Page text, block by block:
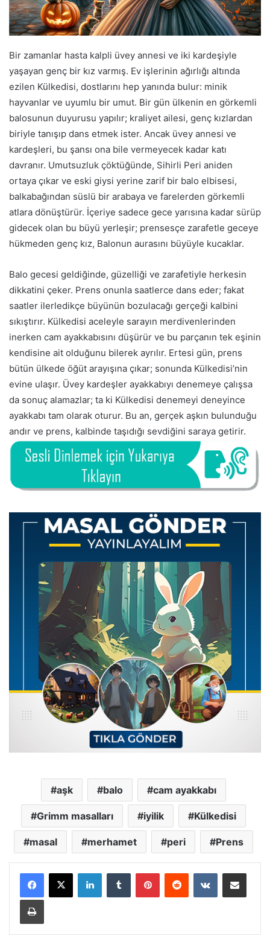
Bir zamanlar hasta kalpli üvey annesi ve iki kardeşiyle
yaşayan genç bir kız varmış. Ev işlerinin ağırlığı altında
ezilen Külkedisi, dostlarını hep yanında bulur: minik
hayvanlar ve uyumlu bir umut. Bir gün ülkenin en görkemli
balosunun duyurusu yapılır; kraliyet ailesi, genç kızlardan
biriyle tanışıp dans etmek ister. Ancak üvey annesi ve
kardeşleri, bu şansı ona bile vermeyecek kadar katı
davranır. Umutsuzluk çöktüğünde, Sihirli Peri aniden
ortaya çıkar ve eski giysi yerine zarif bir balo elbisesi,
balkabağından süslü bir arabaya ve farelerden görkemli
atlara dönüştürür. İçeriye sadece gece yarısına kadar sürüp
gidecek olan bu büyü yerleşir; prensesçe zarafetle geceye
hükmeden genç kız, Balonun aurasını büyüyle kucaklar.
Balo gecesi geldiğinde, güzelliği ve zarafetiyle herkesin
dikkatini çeker. Prens onunla saatlerce dans eder; fakat
saatler ilerledikçe büyünün bozulacağı gerçeği kalbini
sıkıştırır. Külkedisi aceleyle sarayın merdivenlerinden
inerken cam ayakkabısını düşürür ve bu parçanın tek eşinin
kendisine ait olduğunu bilerek ayrılır. Ertesi gün, prens
bütün ülkede öğüt arayışına çıkar; sonunda Külkedisi’nin
evine ulaşır. Üvey kardeşler ayakkabıyı denemeye çalışsa
da sonuç alamazlar; ta ki Külkedisi denemeyi deneyince
ayakkabı tam olarak oturur. Bu an, gerçek aşkın bulunduğu
andır ve prens, kalbinde taşıdığı sevdiğini saraya getirir.
aşk balo cam ayakkabı
Grimm masalları iyilik Külkedisi
masal merhamet peri Prens
LinkedInTumblr PinterestReddit VKontakteE-Posta ile paylaş
Yazdır